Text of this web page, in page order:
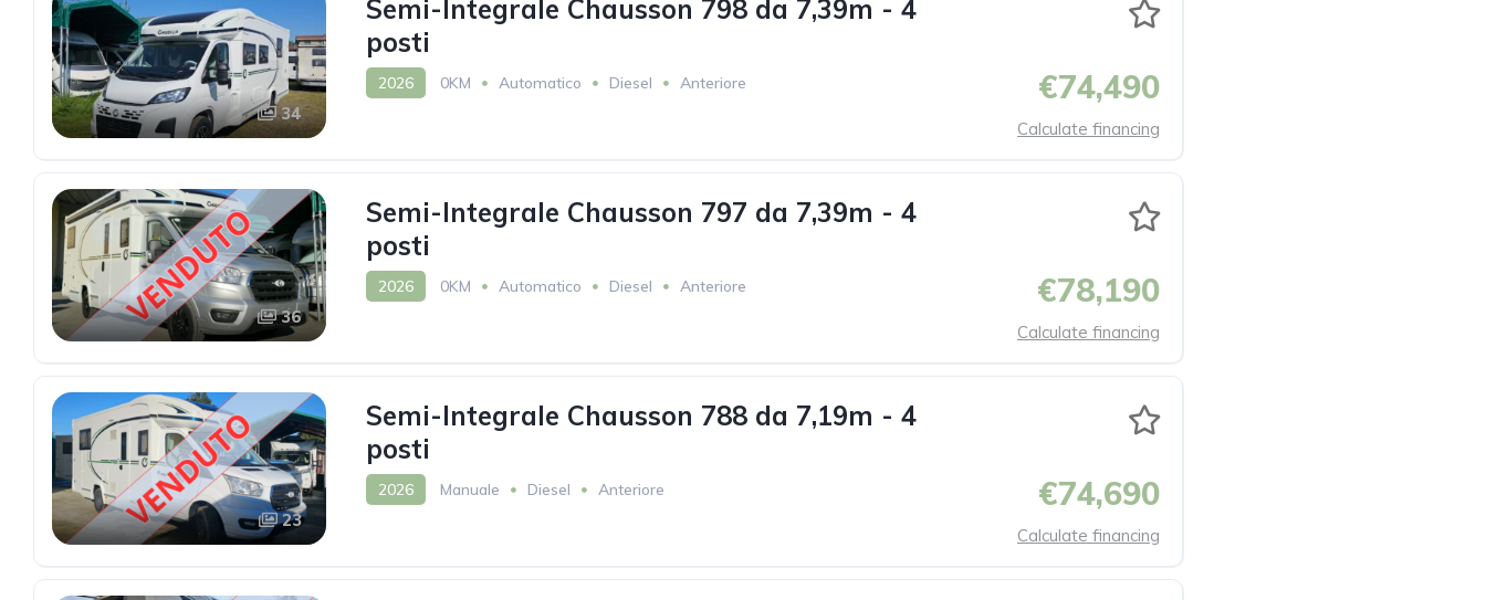
34
Semi-Integrale Chausson 798 da 7,39m - 4
posti
2026 0KM Automatico Diesel Anteriore €74,490
Calculate financing
36
Semi-Integrale Chausson 797 da 7,39m - 4
posti
2026 0KM Automatico Diesel Anteriore €78,190
Calculate financing
23
Semi-Integrale Chausson 788 da 7,19m - 4
posti
2026 Manuale Diesel Anteriore €74,690
Calculate financing